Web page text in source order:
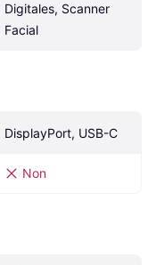
Digitales, Scanner
Facial
DisplayPort, USB-C
Non